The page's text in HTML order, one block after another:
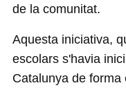
de la comunitat.
Aquesta iniciativa,
escolars s'havia
Catalunya de